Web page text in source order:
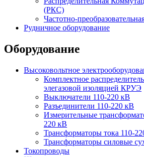
(РКС)
Частотно-
Рудничное оборудование
Оборудование
Высоковольтное
Комплектное
элегазовой изоляцией КРУЭ
Выключатели 110-220 кВ
Разъединители 110-220 кВ
Измерительные
220 кВ
Трансформаторы тока 110-
Трансформаторы силовые
Токопроводы